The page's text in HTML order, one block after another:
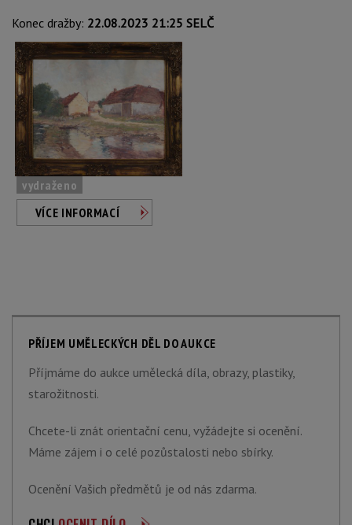
Konec dražby: 22.08.2023 21:25 SELČ
vydraženo
VÍCE INFORMACÍ
PŘÍJEM UMĚLECKÝCH DĚL DO AUKCE
Příjmáme do aukce umělecká díla, obrazy, plastiky,
starožitnosti.
Chcete-li znát orientační cenu, vyžádejte si ocenění.
Máme zájem i o celé pozůstalosti nebo sbírky.
Ocenění Vašich předmětů je od nás zdarma.